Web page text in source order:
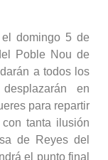
domingo 5 de
Poble Nou de
a todos los
en
para repartir
tanta ilusión
de Reyes del
el punto final